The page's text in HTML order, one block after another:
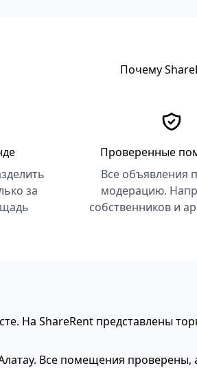
Почему
за
Проверенные
Все объявления
модерацию.
собственников и
На ShareRent представлены
Все помещения